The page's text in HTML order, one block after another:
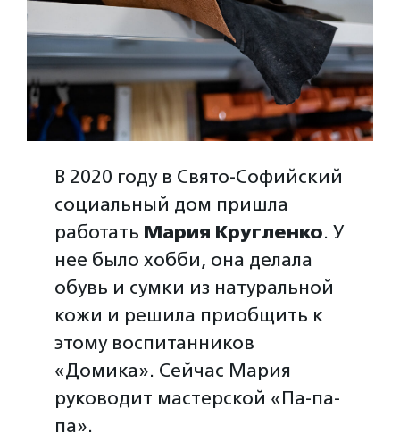
В 2020 году в Свято-Софийский
социальный дом пришла
работать Мария Кругленко. У
нее было хобби, она делала
обувь и сумки из натуральной
кожи и решила приобщить к
этому воспитанников
«Домика». Сейчас Мария
руководит мастерской «Па-па-
па».